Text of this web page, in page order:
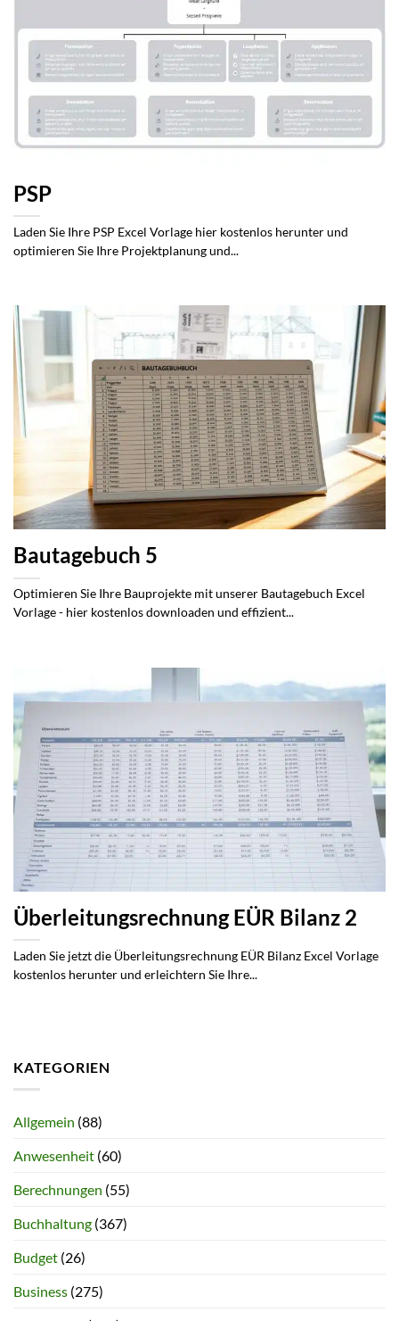
PSP
Laden Sie Ihre PSP Excel Vorlage hier kostenlos herunter und
optimieren Sie Ihre Projektplanung und...
Bautagebuch 5
Optimieren Sie Ihre Bauprojekte mit unserer Bautagebuch Excel
Vorlage - hier kostenlos downloaden und effizient...
Überleitungsrechnung EÜR Bilanz 2
Laden Sie jetzt die Überleitungsrechnung EÜR Bilanz Excel Vorlage
kostenlos herunter und erleichtern Sie Ihre...
KATEGORIEN
Allgemein (88)
Anwesenheit (60)
Berechnungen (55)
Buchhaltung (367)
Budget (26)
Business (275)